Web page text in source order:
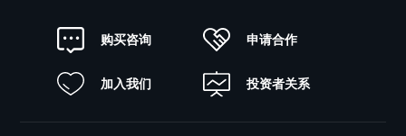
购买咨询 申请合作
加入我们 投资者关系